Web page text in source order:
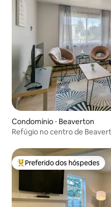
Condomínio ⋅ Beaverton
Refúgio no centro de
Entre os melhores preferidos
Preferido dos hóspedes